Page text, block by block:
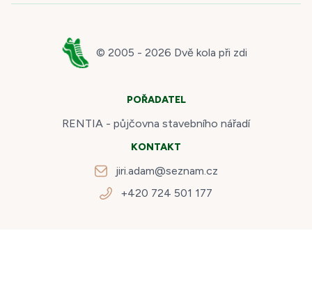
© 2005 - 2026 Dvě kola při zdi
POŘADATEL
RENTIA - půjčovna stavebního nářadí
KONTAKT
jiri.adam@seznam.cz
+420 724 501 177